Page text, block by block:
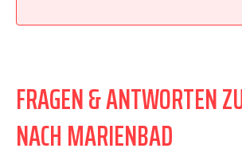
FRAGEN & ANTWORTEN
NACH MARIENBAD